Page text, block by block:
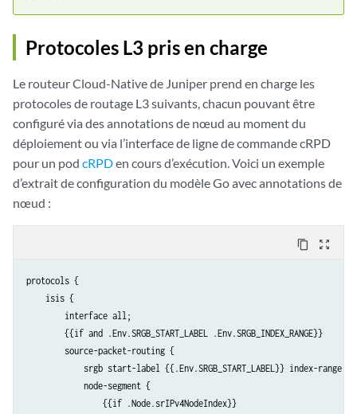
Protocoles L3 pris en charge
Le routeur Cloud-Native de Juniper prend en charge les
protocoles de routage L3 suivants, chacun pouvant être
configuré via des annotations de nœud au moment du
déploiement ou via l’interface de ligne de commande cRPD
pour un pod cRPDen cours d’exécution. Voici un exemple
d’extrait de configuration du modèle Go avec annotations de
nœud :
content_copy zoom_out_map
protocols {
    isis {
        interface all;
        {{if and .Env.SRGB_START_LABEL .Env.SRGB_INDEX_RANGE}}
        source-packet-routing {
srgb start-label {{.Env.SRGB_START_LABEL}} index-range
            node-segment {
                {{if .Node.srIPv4NodeIndex}}